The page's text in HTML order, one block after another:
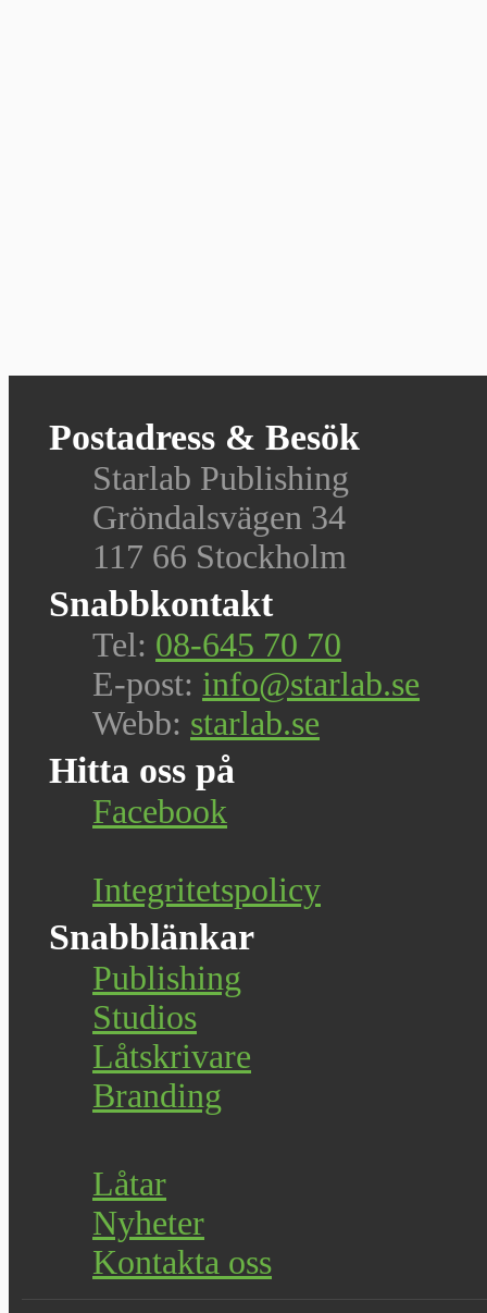
Postadress & Besök
Starlab Publishing
Gröndalsvägen 34
117 66 Stockholm
Snabbkontakt
Tel: 08-645 70 70
E-post: info@starlab.se
Webb: starlab.se
Hitta oss på
Facebook
Integritetspolicy
Snabblänkar
Publishing
Studios
Låtskrivare
Branding
Låtar
Nyheter
Kontakta oss